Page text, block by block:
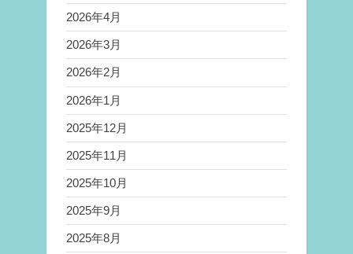
2026年4月
2026年3月
2026年2月
2026年1月
2025年12月
2025年11月
2025年10月
2025年9月
2025年8月